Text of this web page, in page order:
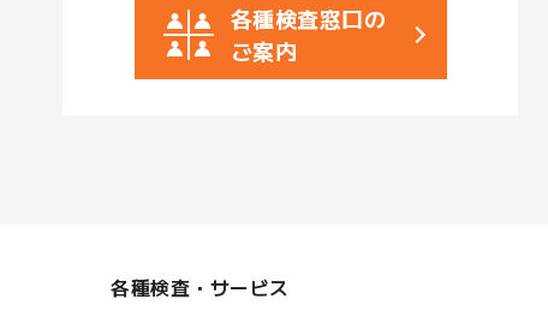
各種検査窓口の
ご案内
各種検査・サービス